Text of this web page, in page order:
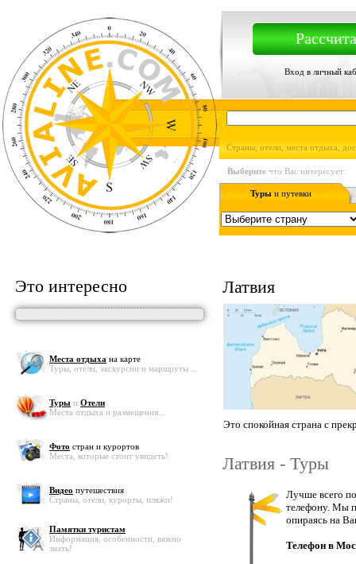
Вход в личный
Страны, отели, места отдыха,
Выберите что Вас интересует:
Туры и путевки
Это интересно
Места отдыха на карте
Туры, отели, экскурсии и маршруты ...
Туры и Отели
Места отдыха и размещения...
Фото стран и курортов
Места, которые стоит увидеть!
Видео путешествия
Страны, отели, курорты, пляжи!
Памятки туристам
Информация, особенности, важно
знать!
Латвия
Это спокойная страна с
Латвия - Туры
Лучше всего
телефону. Мы
опираясь на
Телефон в